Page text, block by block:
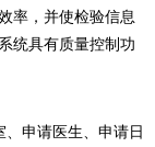
率，并使检验信息
统具有质量控制功
申请医生、申请日